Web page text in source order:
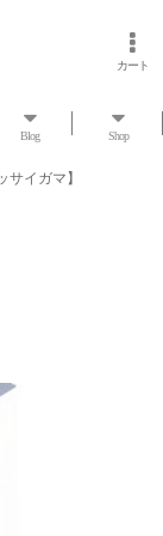
カート
Blog Shop
サイガマ】